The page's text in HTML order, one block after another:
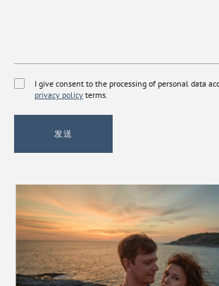
I give consent to the processing of personal data
privacy policy terms.
发送